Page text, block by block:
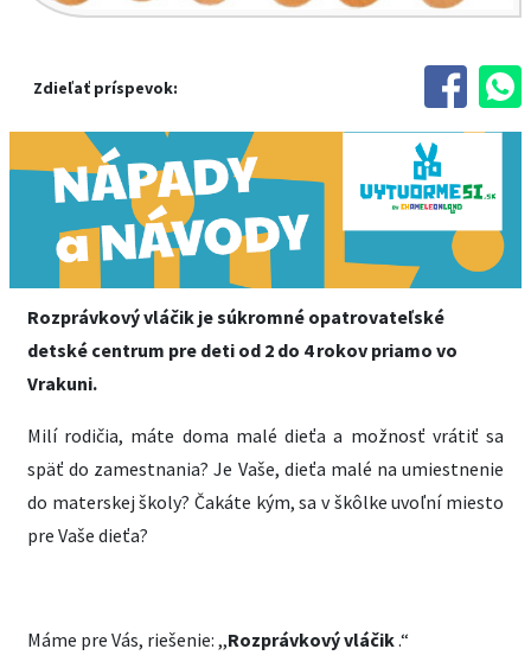
Zdieľať príspevok:
Rozprávkový vláčik je súkromné opatrovateľské
detské centrum pre deti od 2 do 4 rokov priamo vo
Vrakuni.
Milí rodičia, máte doma malé dieťa a možnosť vrátiť sa
späť do zamestnania? Je Vaše, dieťa malé na umiestnenie
do materskej školy? Čakáte kým, sa v škôlke uvoľní miesto
pre Vaše dieťa?
Máme pre Vás, riešenie: ,,Rozprávkový vláčik.“